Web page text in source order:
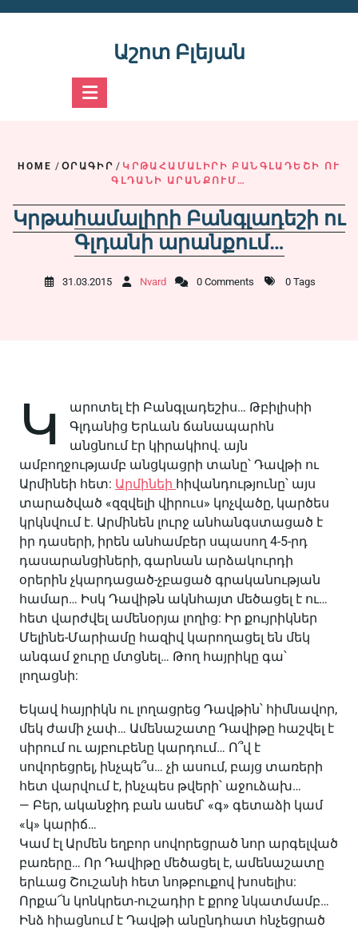
Աշոտ Բլեյան
HOME / ՕՐԱԳԻՐ / ԿՐԹԱՀԱՄԱԼԻՐԻ ԲԱՆԳԼԱԴԵՇԻ ՈՒ
ԳԼԴԱՆԻ ԱՐԱՆՔՈՒՄ…
Կրթահամալիրի Բանգլադեշի ու
Գլդանի արանքում…
31.03.2015 Nvard 0 Comments 0 Tags
Կ
արոտել էի Բանգլադեշիս… Թբիլիսիի
Գլդանից Երևան ճանապարհն
անցնում էր կիրակիով. այն
ամբողջությամբ անցկացրի տանը՝ Դավթի ու
Արմինեի հետ: Արմինեի հիվանդությունը՝ այս
տարածված «զզվելի վիրուս» կոչվածը, կարծես
կրկնվում է. Արմինեն լուրջ անհանգստացած է
իր դասերի, իրեն անհամբեր սպասող 4-5-րդ
դասարանցիների, գարնան արձակուրդի
օրերին չկարդացած-չբացած գրականության
համար… Իսկ Դավիթն ակնհայտ մեծացել է ու…
հետ վարժվել ամենօրյա լողից: Իր քույրիկներ
Մելինե-Մարիամը հազիվ կարողացել են մեկ
անգամ ջուրը մտցնել… Թող հայրիկը գա՝
լողացնի:
Եկավ հայրիկն ու լողացրեց Դավթին՝ հիմնավոր,
մեկ ժամի չափ… Ամենաշատը Դավիթը հաշվել է
սիրում ու այբուբենը կարդում… Ո՞վ է
սովորեցրել, ինչպե՞ս… չի ասում, բայց տառերի
հետ վարվում է, ինչպես թվերի՝ աջուձախ…
— Բեր, ականջիդ բան ասեմ՝ «գ» գետաձի կամ
«կ» կարիճ…
Կամ էլ Արմեն եղբոր սովորեցրած նոր արգելված
բառերը… Որ Դավիթը մեծացել է, ամենաշատը
երևաց Շուշանի հետ նոթբուքով խոսելիս:
Որքա՜ն կոնկրետ-ուշադիր է քրոջ նկատմամբ…
Ինձ հիացնում է Դավթի անընդհատ հնչեցրած